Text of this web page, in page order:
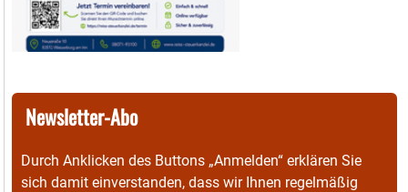
Newsletter-Abo
Durch Anklicken des Buttons „Anmelden“ erklären Sie
sich damit einverstanden, dass wir Ihnen regelmäßig